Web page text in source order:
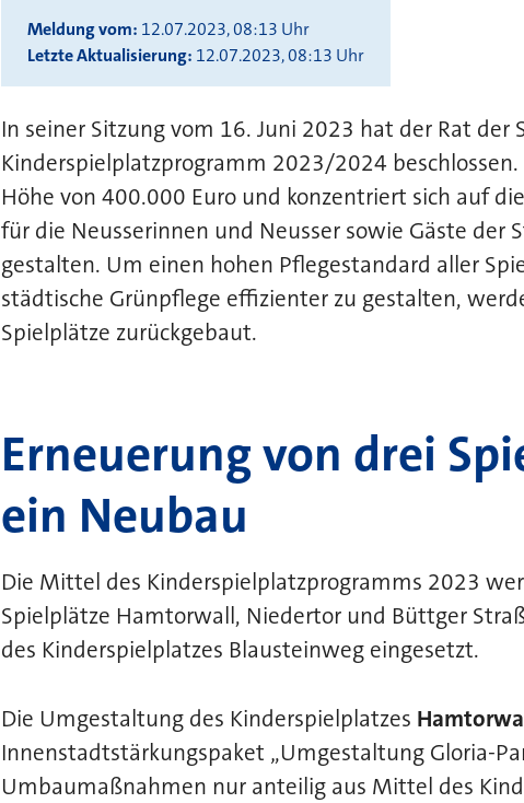
Meldung vom 12.07.2023, 08:13 Uhr
Letzte Aktualisierung 12.07.2023, 08:13 Uhr
In seiner Sitzung vom 16. Juni 2023 hat der Rat
Kinderspielplatzprogramm 2023/2024
Höhe von 400.000 Euro und konzentriert sich auf
für die Neusserinnen und Neusser sowie Gäste
gestalten. Um einen hohen Pflegestandard aller
städtische Grünpflege effizienter zu gestalten,
Spielplätze zurückgebaut.
Erneuerung von drei
ein Neubau
Die Mittel des Kinderspielplatzprogramms 2023
Spielplätze Hamtorwall, Niedertor und Büttger
des Kinderspielplatzes Blausteinweg eingesetzt.
Die Umgestaltung des Kinderspielplatzes
Innenstadtstärkungspaket „Umgestaltung Gloria-
Umbaumaßnahmen nur anteilig aus Mittel des